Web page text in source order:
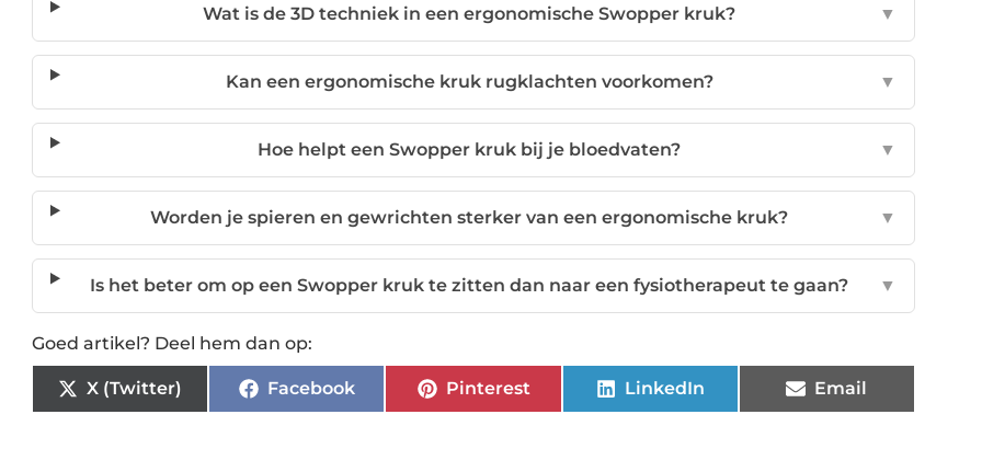
Wat is de 3D techniek in een ergonomische Swopper kruk? ▼
Kan een ergonomische kruk rugklachten voorkomen? ▼
Hoe helpt een Swopper kruk bij je bloedvaten? ▼
Worden je spieren en gewrichten sterker van een ergonomische kruk? ▼
Is het beter om op een Swopper kruk te zitten dan naar een fysiotherapeut te gaan? ▼
Goed artikel? Deel hem dan op:
X (Twitter) Facebook Pinterest LinkedIn Email